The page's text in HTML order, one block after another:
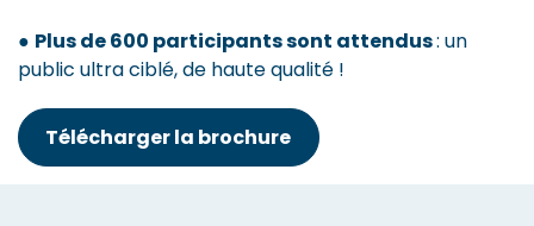
● Plus de 600 participants sont attendus: un
public ultra ciblé, de haute qualité !
Télécharger la brochure